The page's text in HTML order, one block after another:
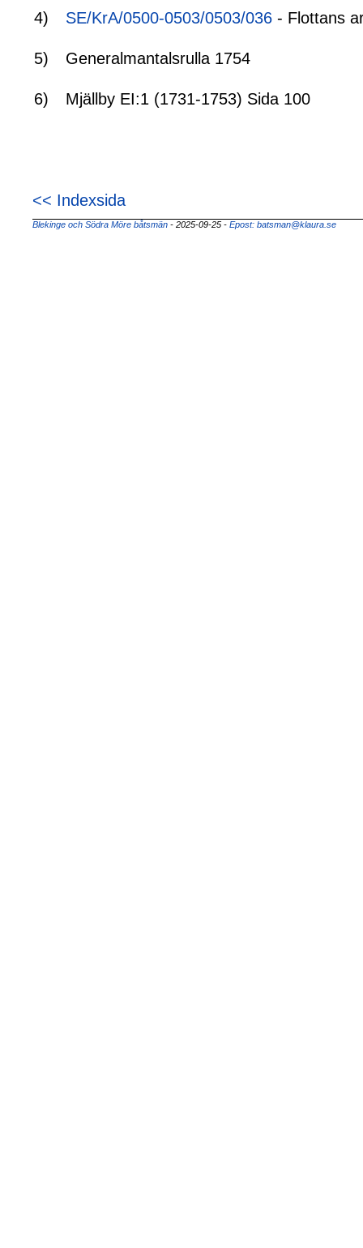
4) SE/KrA/0500-0503/0503/036 - Flottans
5) Generalmantalsrulla 1754
6) Mjällby EI:1 (1731-1753) Sida 100
<< Indexsida
Blekinge och Södra Möre båtsmän - 2025-09-25 - Epost: batsman@klaura.se